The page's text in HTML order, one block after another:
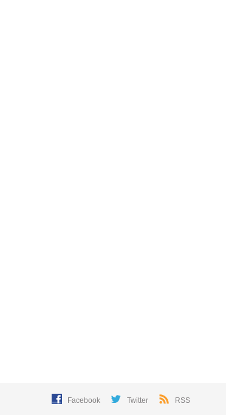
Facebook Twitter RSS